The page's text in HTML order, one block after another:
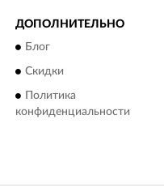
ДОПОЛНИТЕЛЬНО
Блог
Скидки
Политика
конфиденциальности